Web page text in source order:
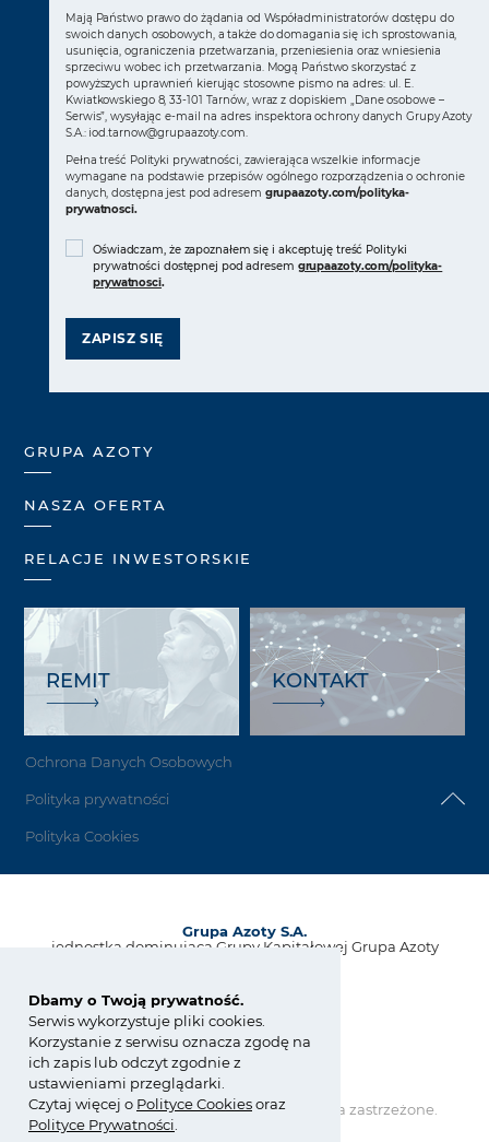
Dbamy o Twoją prywatność.
Serwis wykorzystuje pliki cookies.
Korzystanie z serwisu oznacza zgodę na
ich zapis lub odczyt zgodnie z
ustawieniami przeglądarki.
Czytaj więcej o PolityceCookiesoraz
Polityce Prywatności
Mają Państwo prawo do żądania od Współadministratorów dostępu do
swoich danych osobowych, a także do domagania się ich sprostowania,
usunięcia, ograniczenia przetwarzania, przeniesienia oraz wniesienia
sprzeciwu wobec ich przetwarzania. Mogą Państwo skorzystać z
powyższych uprawnień kierując stosowne pismo na adres: ul. E.
Kwiatkowskiego 8, 33-101 Tarnów, wraz z dopiskiem „Dane osobowe –
Serwis”, wysyłając e-mail na adres inspektora ochrony danych Grupy Azoty
S.A.: iod.tarnow@grupaazoty.com.
Pełna treść Polityki prywatności, zawierająca wszelkie informacje
wymagane na podstawie przepisów ogólnego rozporządzenia o ochronie
danych, dostępna jest pod adresem grupaazoty.com/polityka-
prywatnosci.
Oświadczam, że zapoznałem się i akceptuję treść Polityki
prywatności dostępnej pod adresem grupaazoty.com/polityka-
prywatnosci.
ZAPISZ SIĘ
GRUPA AZOTY
NASZA OFERTA
RELACJE INWESTORSKIE
REMIT KONTAKT
Ochrona Danych Osobowych
Polityka prywatności
Polityka Cookies
Grupa Azoty S.A.
jednostka dominująca Grupy Kapitałowej Grupa Azoty
33-101 Tarnów, Polska
tel.:+48 14 637 37 37
fax: +48 14 633 07 18
kontakt@grupaazoty.com
Copyright © Grupa Azoty. Wszelkie prawa zastrzeżone.